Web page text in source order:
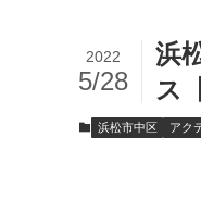
浜
ス
2022
5/28
浜松市中区 アク